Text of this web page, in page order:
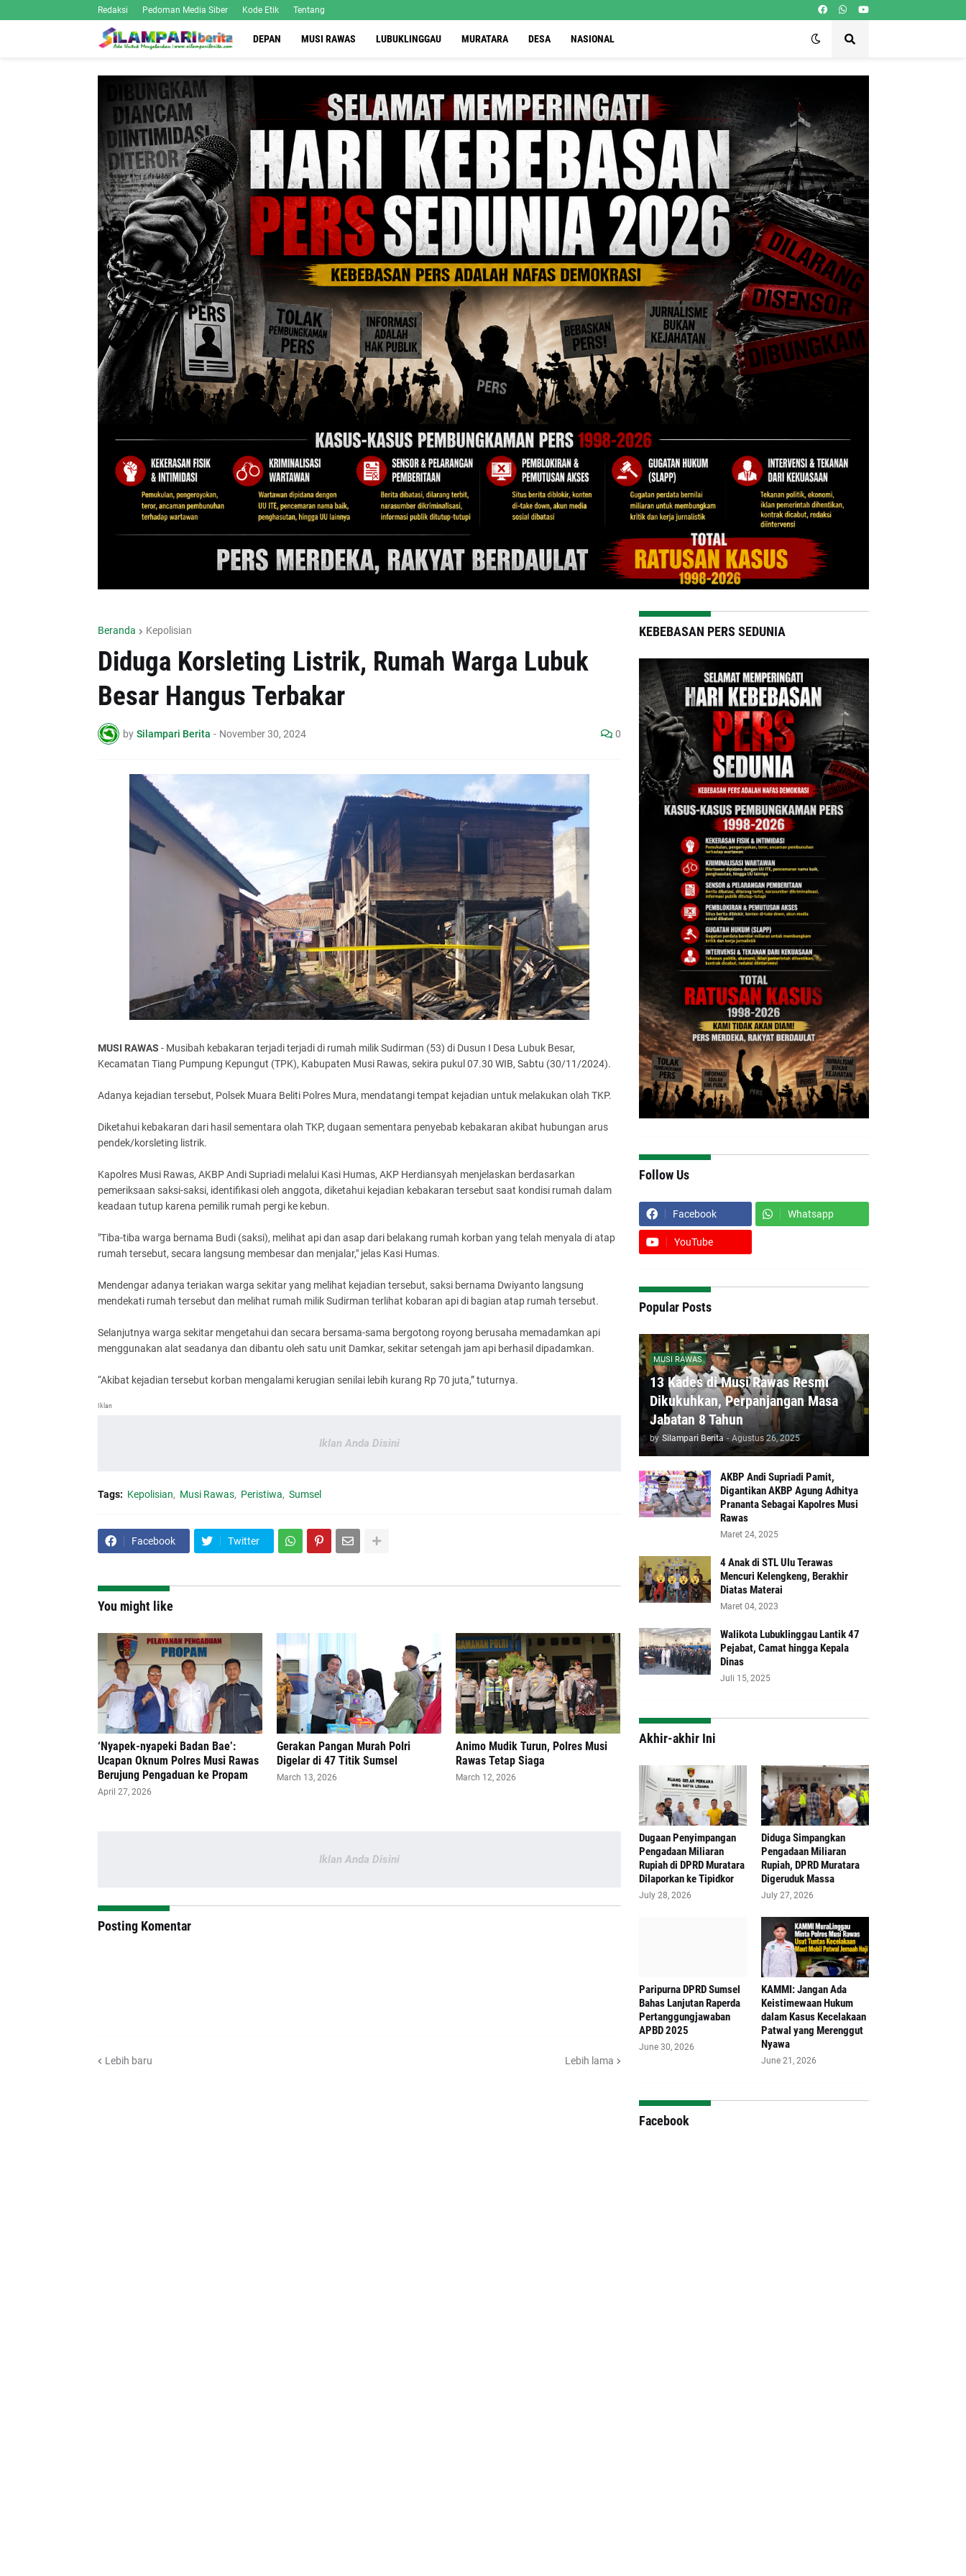
Redaksi Pedoman Media Siber Kode Etik Tentang
DEPAN MUSI RAWAS LUBUKLINGGAU MURATARA DESA NASIONAL
Beranda Kepolisian
Diduga Korsleting Listrik, Rumah Warga Lubuk
Besar Hangus Terbakar
by Silampari Berita - November 30, 2024 0
MUSI RAWAS - Musibah kebakaran terjadi terjadi di rumah milik Sudirman (53) di Dusun I Desa Lubuk Besar,
Kecamatan Tiang Pumpung Kepungut (TPK), Kabupaten Musi Rawas, sekira pukul 07.30 WIB, Sabtu (30/11/2024).
Adanya kejadian tersebut, Polsek Muara Beliti Polres Mura, mendatangi tempat kejadian untuk melakukan olah TKP.
Diketahui kebakaran dari hasil sementara olah TKP, dugaan sementara penyebab kebakaran akibat hubungan arus
pendek/korsleting listrik.
Kapolres Musi Rawas, AKBP Andi Supriadi melalui Kasi Humas, AKP Herdiansyah menjelaskan berdasarkan
pemeriksaan saksi-saksi, identifikasi oleh anggota, diketahui kejadian kebakaran tersebut saat kondisi rumah dalam
keadaan tutup karena pemilik rumah pergi ke kebun.
"Tiba-tiba warga bernama Budi (saksi), melihat api dan asap dari belakang rumah korban yang telah menyala di atap
rumah tersebut, secara langsung membesar dan menjalar," jelas Kasi Humas.
Mendengar adanya teriakan warga sekitar yang melihat kejadian tersebut, saksi bernama Dwiyanto langsung
mendekati rumah tersebut dan melihat rumah milik Sudirman terlihat kobaran api di bagian atap rumah tersebut.
Selanjutnya warga sekitar mengetahui dan secara bersama-sama bergotong royong berusaha memadamkan api
menggunakan alat seadanya dan dibantu oleh satu unit Damkar, sekitar setengah jam api berhasil dipadamkan.
“Akibat kejadian tersebut korban mengalami kerugian senilai lebih kurang Rp 70 juta,” tuturnya.
Iklan
Iklan Anda Disini
Tags: Kepolisian Musi Rawas Peristiwa Sumsel
Facebook Twitter
You might like
‘Nyapek-nyapeki Badan Bae’:
Ucapan Oknum Polres Musi Rawas
Berujung Pengaduan ke Propam
April 27, 2026
Gerakan Pangan Murah Polri
Digelar di 47 Titik Sumsel
March 13, 2026
Animo Mudik Turun, Polres Musi
Rawas Tetap Siaga
March 12, 2026
Iklan Anda Disini
Posting Komentar
Lebih baru Lebih lama
KEBEBASAN PERS SEDUNIA
Follow Us
Facebook Whatsapp
YouTube
Popular Posts
MUSI RAWAS
13 Kades di Musi Rawas Resmi
Dikukuhkan, Perpanjangan Masa
Jabatan 8 Tahun
by Silampari Berita - Agustus 26, 2025
AKBP Andi Supriadi Pamit,
Digantikan AKBP Agung Adhitya
Prananta Sebagai Kapolres Musi
Rawas
Maret 24, 2025
4 Anak di STL Ulu Terawas
Mencuri Kelengkeng, Berakhir
Diatas Materai
Maret 04, 2023
Walikota Lubuklinggau Lantik 47
Pejabat, Camat hingga Kepala
Dinas
Juli 15, 2025
Akhir-akhir Ini
‎Dugaan Penyimpangan
Pengadaan Miliaran
Rupiah di DPRD Muratara
Dilaporkan ke Tipidkor
July 28, 2026
Diduga Simpangkan
Pengadaan Miliaran
Rupiah, DPRD Muratara
Digeruduk Massa
July 27, 2026
Paripurna DPRD Sumsel
Bahas Lanjutan Raperda
Pertanggungjawaban
APBD 2025
June 30, 2026
‎KAMMI: Jangan Ada
Keistimewaan Hukum
dalam Kasus Kecelakaan
Patwal yang Merenggut
Nyawa
June 21, 2026
Facebook